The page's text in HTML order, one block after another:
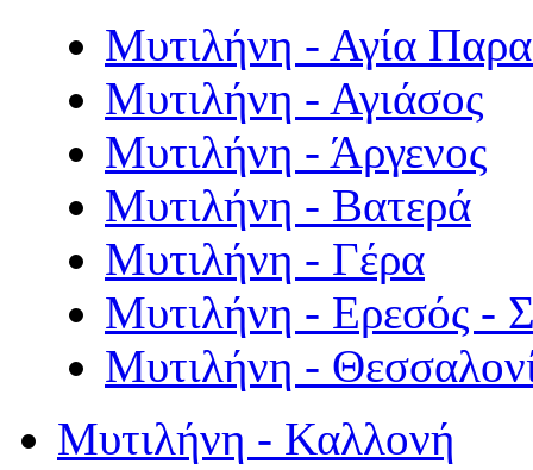
Μυτιλήνη - Αγία
Μυτιλήνη - Αγιάσος
Μυτιλήνη - Άργενος
Μυτιλήνη - Βατερά
Μυτιλήνη - Γέρα
Μυτιλήνη - Ερεσός -
Μυτιλήνη -
Μυτιλήνη - Καλλονή